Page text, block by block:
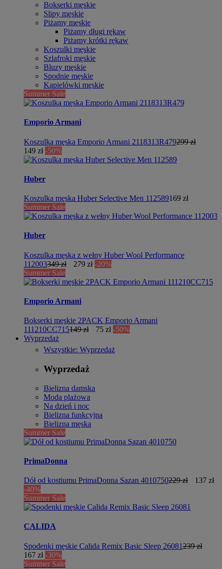
Bokserki męskie
Slipy męskie
Piżamy męskie
Piżamy długi rękaw
Piżamy krótki rękaw
Koszulki męskie
Szlafroki męskie
Bluzy męskie
Spodnie męskie
Kąpielówki męskie
Summer Sale
Emporio Armani
Koszulka męska Emporio Armani 2118313R479299 zł
149 zł -50%
Huber
Koszulka męska Huber Selective Men 112589169 zł
Summer Sale
Huber
Koszulka męska z wełny Huber Wool Performance
112003349 zł 279 zł -20%
Summer Sale
Emporio Armani
Bokserki męskie 2PACK Emporio Armani
111210CC715149 zł 75 zł -50%
Wyprzedaż
Wszystkie: Wyprzedaż
Wyprzedaż
Bielizna damska
Moda plażowa
Na dzień i noc
Bielizna funkcyjna
Bielizna męska
Summer Sale
PrimaDonna
Dół od kostiumu PrimaDonna Sazan 4010750229 zł
137 zł
-40%
Summer Sale
CALIDA
Spodenki męskie Calida Remix Basic Sleep 26081239 zł
167 zł -30%
Summer Sale